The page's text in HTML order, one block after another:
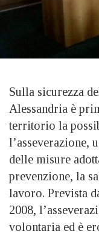
Sulla sicurezza
Alessandria è
territorio la
l’asseverazione,
delle misure
prevenzione, la
lavoro. Prevista
2008,
volontaria ed è